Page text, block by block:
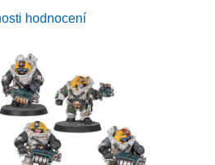
hodnocení